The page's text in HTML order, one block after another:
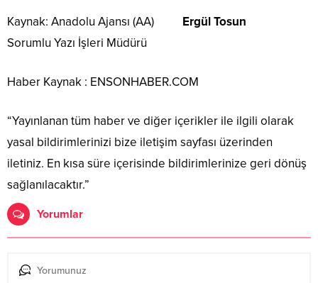
Kaynak: Anadolu Ajansı (AA)
Ergül Tosun
Sorumlu Yazı İşleri Müdürü
Haber Kaynak : ENSONHABER.COM
“Yayınlanan tüm haber ve diğer içerikler ile ilgili olarak
yasal bildirimlerinizi bize iletişim sayfası üzerinden
iletiniz. En kısa süre içerisinde bildirimlerinize geri dönüş
sağlanılacaktır.”
Yorumlar